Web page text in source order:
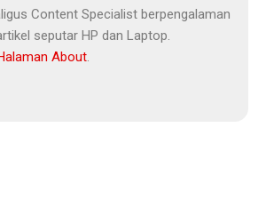
Content Specialist berpengalaman
seputar HP dan Laptop.
About